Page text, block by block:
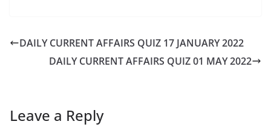
DAILY CURRENT AFFAIRS QUIZ 17 JANUARY 2022
DAILY CURRENT AFFAIRS QUIZ 01 MAY 2022
Leave a Reply